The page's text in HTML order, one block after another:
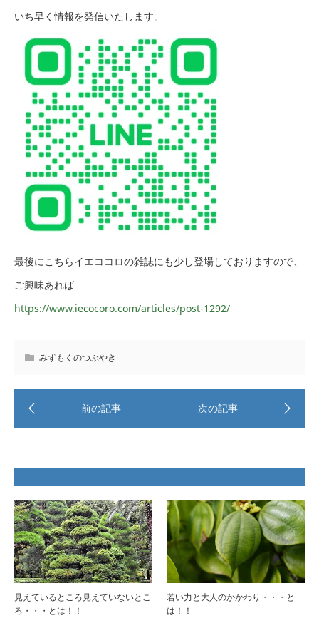
いち早く情報を発信いたします。
最後にこちらイエココロの雑誌にも少し登場しておりますので、
ご興味あれば
https://www.iecocoro.com/articles/post-1292/
みずもくのつぶやき
見えているところ見えていないとこ
ろ・・・とは！！
若い力と大人のかかわり・・・と
は！！